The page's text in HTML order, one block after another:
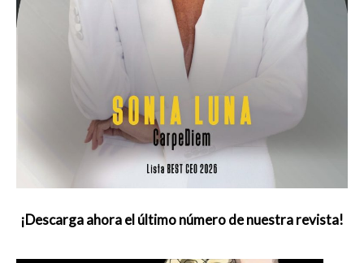
¡Descarga ahora el último número de nuestra revista!